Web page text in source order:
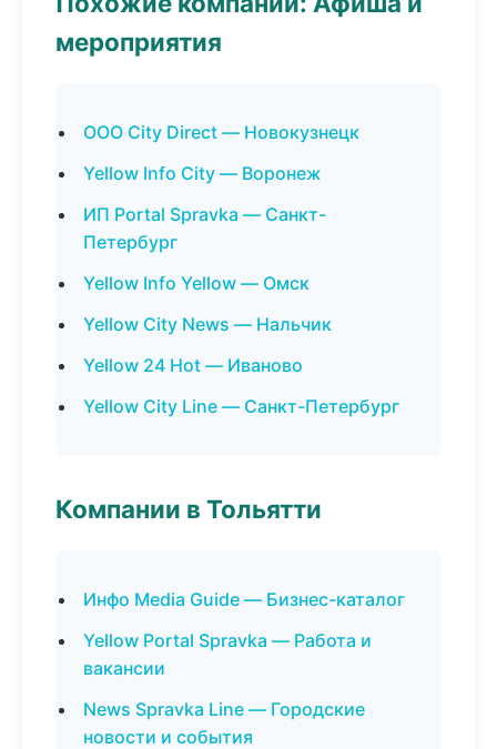
мероприятия
ООО City Direct — Новокузнецк
Yellow Info City — Воронеж
ИП Portal Spravka — Санкт-
Петербург
Yellow Info Yellow — Омск
Yellow City News — Нальчик
Yellow 24 Hot — Иваново
Yellow City Line — Санкт-Петербург
Компании в Тольятти
Инфо Media Guide — Бизнес-каталог
Yellow Portal Spravka — Работа и
вакансии
News Spravka Line — Городские
новости и события